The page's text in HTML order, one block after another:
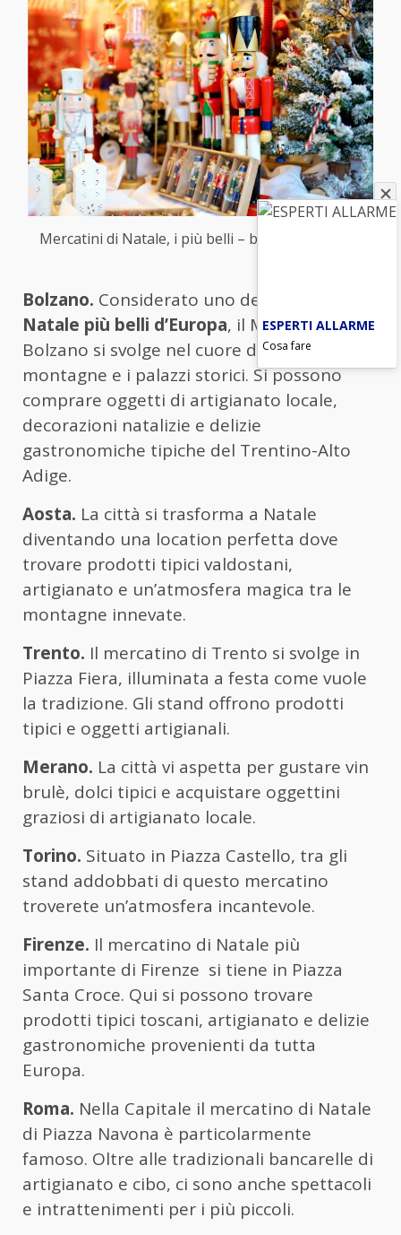
Mercatini di Natale, i più belli – blitzquotidiano.it
Bolzano. Considerato uno dei
Natale più belli d’Europa, il Mercatino di
Bolzano si svolge nel cuore della città, tra le
montagne e i palazzi storici. Si possono
comprare oggetti di artigianato locale,
decorazioni natalizie e delizie
gastronomiche tipiche del Trentino-Alto
Adige.
Aosta. La città si trasforma a Natale
diventando una location perfetta dove
trovare prodotti tipici valdostani,
artigianato e un’atmosfera magica tra le
montagne innevate.
Trento. Il mercatino di Trento si svolge in
Piazza Fiera, illuminata a festa come vuole
la tradizione. Gli stand offrono prodotti
tipici e oggetti artigianali.
Merano. La città vi aspetta per gustare vin
brulè, dolci tipici e acquistare oggettini
graziosi di artigianato locale.
Torino. Situato in Piazza Castello, tra gli
stand addobbati di questo mercatino
troverete un’atmosfera incantevole.
Firenze. Il mercatino di Natale più
importante di Firenze si tiene in Piazza
Santa Croce. Qui si possono trovare
prodotti tipici toscani, artigianato e delizie
gastronomiche provenienti da tutta
Europa.
Roma. Nella Capitale il mercatino di Natale
di Piazza Navona è particolarmente
famoso. Oltre alle tradizionali bancarelle di
artigianato e cibo, ci sono anche spettacoli
e intrattenimenti per i più piccoli.
ESPERTI ALLARME
Cosa fare